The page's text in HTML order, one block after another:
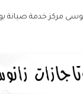
مركز خدمة صيانة